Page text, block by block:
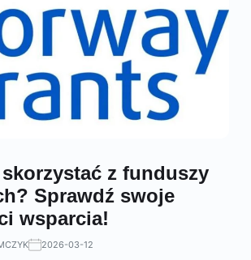
z funduszy
Sprawdź swoje
wsparcia!
2026-03-12